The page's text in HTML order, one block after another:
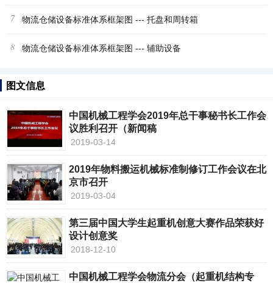
7 物流仓储设备标准体系框架图 --- 托盘和周转箱
8 物流仓储设备标准体系框架图 --- 辅助设备
图文信息
中国机械工程学会2019年总干事秘书长工作会
议胜利召开（新闻稿
2019-03-14
2019年物料搬运机械标准制修订工作会议在北
京市召开
2019-03-04
第三届中国大学生起重机创意大赛作品荣获好
设计创意奖
2018-12-10
中国机械工程学会物流分会（起重机结构专